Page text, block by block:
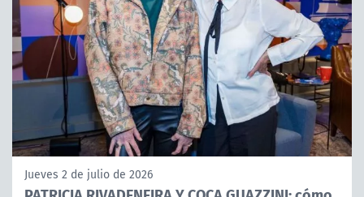
Jueves 2 de julio de 2026